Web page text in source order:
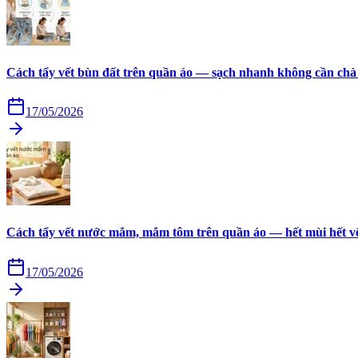
Cách tẩy vết bùn đất trên quần áo — sạch nhanh không cần
17/05/2026
Cách tẩy vết nước mắm, mắm tôm trên quần áo — hết mùi hết
17/05/2026